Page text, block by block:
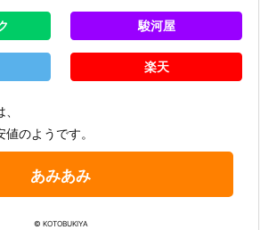
駿河屋
楽天
値のようです。
あみあみ
© KOTOBUKIYA